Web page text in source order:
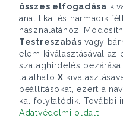
összes elfogadása
analitikai és harmadik
használatához.
Testreszabás vagy
elem kiválasztásával az
szalaghirdetés
található X
beállításokat, ezért a
kal folytatódik. További
Adatvédelmi oldalt